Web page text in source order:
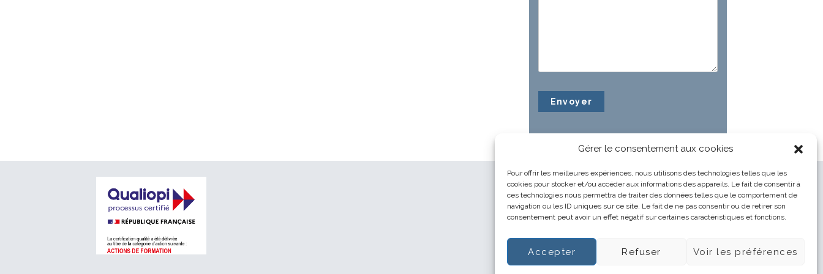
Gérer le consentement aux cookies
Pour offrir les meilleures expériences, nous utilisons des technologies telles que les
cookies pour stocker et/ou accéder aux informations des appareils. Le fait de consentir à
ces technologies nous permettra de traiter des données telles que le comportement de
navigation ou les ID uniques sur ce site. Le fait de ne pas consentir ou de retirer son
consentement peut avoir un effet négatif sur certaines caractéristiques et fonctions.
Accepter Refuser Voir les préférences